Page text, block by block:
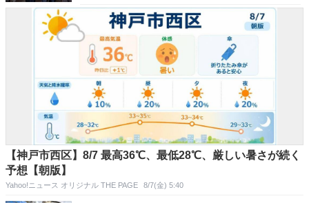
【神戸市西区】8/7 最高36℃、最低28℃、厳しい暑さが続く
予想【朝版】
Yahoo!ニュース オリジナル THE PAGE 8/7(金) 5:40